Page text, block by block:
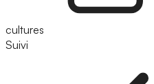
cultures
Suivi